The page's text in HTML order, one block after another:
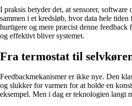
I praksis betyder det, at sensorer, software
sammen i et kredsløb, hvor data hele
hurtigere og mere præcist denne feedback
og effektivt bliver systemet.
Fra termostat til
Feedbackmekanismer er ikke nye. Den
og slukker for varmen for at holde en
eksempel. Men i dag er teknologien langt